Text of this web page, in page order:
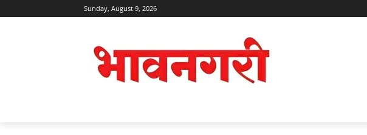
Sunday, August 9, 2026